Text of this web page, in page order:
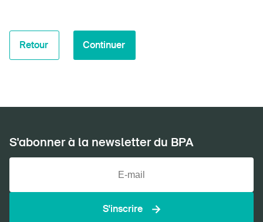
Retour Continuer
S'abonner à la newsletter du BPA
S'inscrire